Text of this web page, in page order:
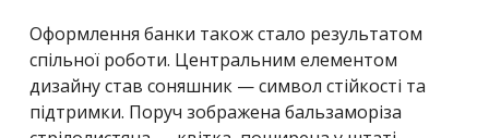
Оформлення банки також стало результатом
спільної роботи. Центральним елементом
дизайну став соняшник — символ стійкості та
підтримки. Поруч зображена бальзаморіза